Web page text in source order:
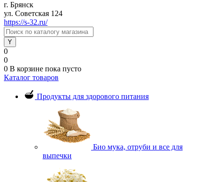
г. Брянск
ул. Советская 124
https://s-32.ru/
0
0
0 В корзине пока пусто
Каталог товаров
Продукты для здорового питания
Био мука, отруби и все для
выпечки